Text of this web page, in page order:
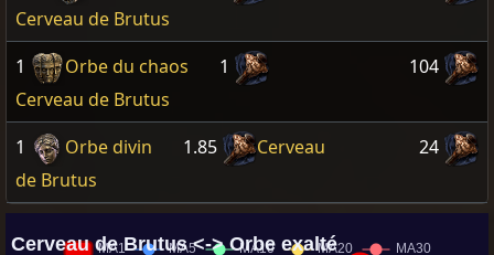
Cerveau de Brutus
1 Orbe du chaos
1
Cerveau de Brutus
104
1 Orbe divin 1.85
Cerveau
de Brutus
24